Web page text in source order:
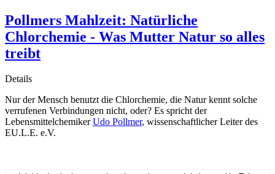
Pollmers Mahlzeit: Natürliche
Chlorchemie - Was Mutter Natur so alles
treibt
Details
Nur der Mensch benutzt die Chlorchemie, die Natur kennt solche
verrufenen Verbindungen nicht, oder? Es spricht der
LebensmittelchemikerUdo Pollmer, wissenschaftlicher Leiter des
EU.L.E. e.V.